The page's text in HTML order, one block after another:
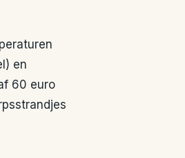
en
60 euro